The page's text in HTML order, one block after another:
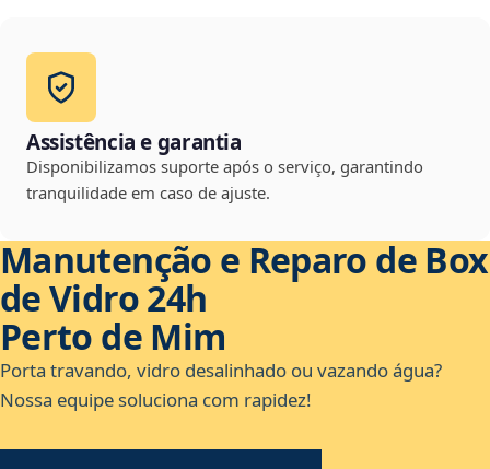
Assistência e garantia
Disponibilizamos suporte após o serviço, garantindo
tranquilidade em caso de ajuste.
Manutenção e Reparo de Box
de Vidro 24h
Perto de Mim
Porta travando, vidro desalinhado ou vazando água?
Nossa equipe soluciona com rapidez!